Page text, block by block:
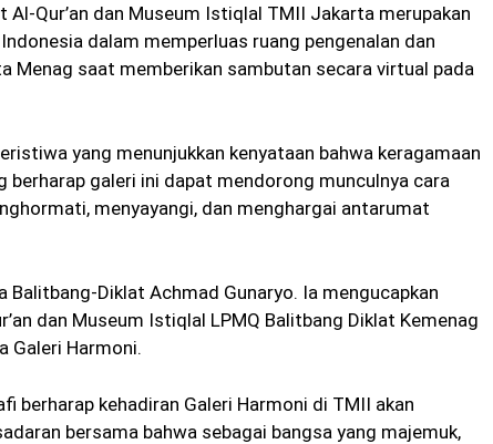
Al-Qur’an dan Museum Istiqlal TMII Jakarta merupakan
dalam memperluas ruang pengenalan dan
Menag saat memberikan sambutan secara virtual pada
yang menunjukkan kenyataan bahwa keragamaan
berharap galeri ini dapat mendorong munculnya cara
menyayangi, dan menghargai antarumat
Balitbang-Diklat Achmad Gunaryo. Ia mengucapkan
dan Museum Istiqlal LPMQ Balitbang Diklat Kemenag
Galeri Harmoni.
berharap kehadiran Galeri Harmoni di TMII akan
bersama bahwa sebagai bangsa yang majemuk,